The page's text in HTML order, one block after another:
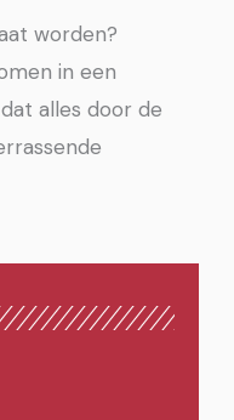
worden?
in een
alles door de